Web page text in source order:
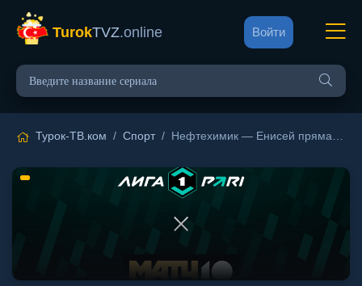
TurokTVZ.online Войти
Турок-ТВ.ком / Спорт/ Нефтехимик — Енисей прямая трансляция 15 сентября 2025